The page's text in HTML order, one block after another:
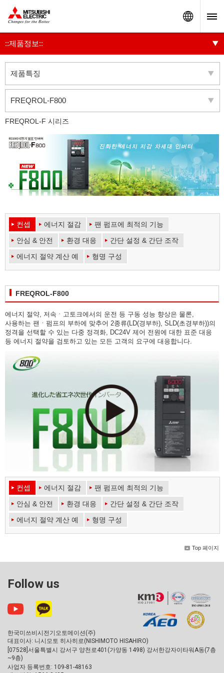
::제품정보::
제품특징
FREQROL-F800
FREQROL-F 시리즈
컨셉 에너지 절감
팬 펌프에 최적의 기능
안심 & 안전
환경 대응
간단 설정 & 간단 조작
에너지 절약 계산 예
형명 구성
FREQROL-F800
에너지 절약, 저속ㆍ고토크에서의 운전 등 구동 성능 향상은 물론,
사용하는 팬ㆍ펌프의 부하에 맞추어 2종류(LD(경부하), SLD(초경부하))의
정격을 선택할 수 있는 다중 정격화, DC24V 제어 전원에 대한 표준 대응
등 에너지 절약을 검토하고 있는 모든 고객의 요구에 대응합니다.
컨셉 에너지 절감
팬 펌프에 최적의 기능
안심 & 안전
환경 대응
간단 설정 & 간단 조작
에너지 절약 계산 예
형명 구성
Top 페이지
Follow us
한국미쓰비시전기오토메이션(주)
대표이사: 니시모토 히사히로(NISHIMOTO HISAHIRO)
[07528]서울특별시 강서구 양천로401(가양동 1498) 강서한강자이타워A동(7층
~9층)
사업자 등록번호: 109-81-48163